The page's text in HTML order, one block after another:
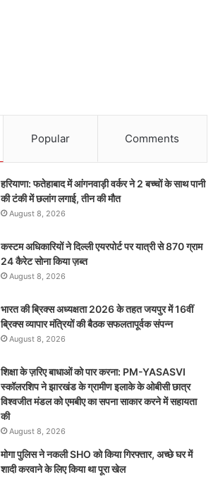
Popular Comments
हरियाणा: फतेहाबाद में आंगनवाड़ी वर्कर ने 2 बच्चों के साथ पानी
की टंकी में छलांग लगाई, तीन की मौत
August 8, 2026
कस्टम अधिकारियों ने दिल्ली एयरपोर्ट पर यात्री से 870 ग्राम
24 कैरेट सोना किया ज़ब्त
August 8, 2026
भारत की ब्रिक्‍स अध्यक्षता 2026 के तहत जयपुर में 16वीं
ब्रिक्‍स व्यापार मंत्रियों की बैठक सफलतापूर्वक संपन्न
August 8, 2026
शिक्षा के ज़रिए बाधाओं को पार करना: PM-YASASVI
स्कॉलरशिप ने झारखंड के ग्रामीण इलाके के ओबीसी छात्र
विश्वजीत मंडल को एमबीए का सपना साकार करने में सहायता
की
August 8, 2026
मोगा पुलिस ने नकली SHO को किया गिरफ्तार, अच्छे घर में
शादी करवाने के लिए किया था पूरा खेल